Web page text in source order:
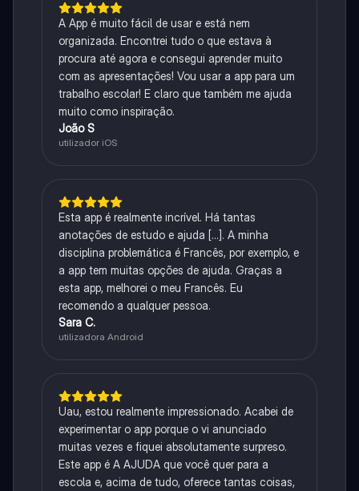
A App é muito fácil de usar e está nem
organizada. Encontrei tudo o que estava à
procura até agora e consegui aprender muito
com as apresentações! Vou usar a app para um
trabalho escolar! E claro que também me ajuda
muito como inspiração.
João S
utilizador iOS
Esta app é realmente incrível. Há tantas
anotações de estudo e ajuda [...]. A minha
disciplina problemática é Francês, por exemplo, e
a app tem muitas opções de ajuda. Graças a
esta app, melhorei o meu Francês. Eu
recomendo a qualquer pessoa.
Sara C.
utilizadora Android
Uau, estou realmente impressionado. Acabei de
experimentar o app porque o vi anunciado
muitas vezes e fiquei absolutamente surpreso.
Este app é A AJUDA que você quer para a
escola e, acima de tudo, oferece tantas coisas,